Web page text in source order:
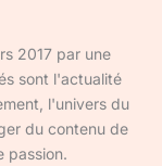
2017 par une
sont l'actualité
l'univers du
du contenu de
passion.